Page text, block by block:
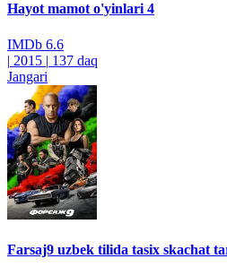
Hayot mamot o'yinlari 4
IMDb 6.6
| 2015 | 137 daq
Jangari
Farsaj9 uzbek tilida tasix skachat